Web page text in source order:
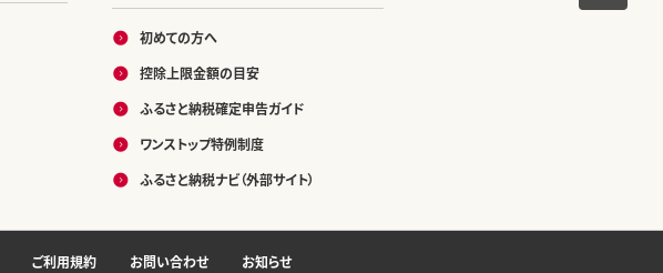
初めての方へ
控除上限金額の目安
ふるさと納税確定申告ガイド
ワンストップ特例制度
ふるさと納税ナビ（外部サイト）
ご利用規約 お問い合わせ お知らせ